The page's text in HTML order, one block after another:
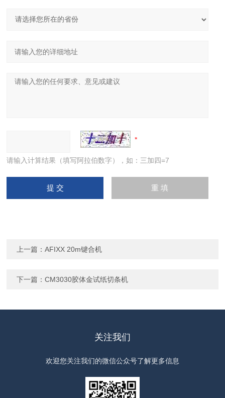
请输入计算结果（填写阿拉伯数字），如：三加四=7
上一篇：AFIXX 20m键合机
下一篇：CM3030胶体金试纸切条机
关注我们
欢迎您关注我们的微信公众号了解更多信息